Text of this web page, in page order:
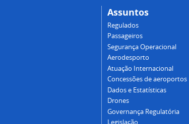
Assuntos
Regulados
Passageiros
Segurança Operacional
Aerodesporto
Atuação Internacional
Concessões de aeroportos
Dados e Estatísticas
Drones
Governança Regulatória
Legislação